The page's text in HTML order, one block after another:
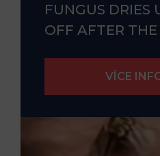
FUNGUS DRIES
OFF AFTER THE